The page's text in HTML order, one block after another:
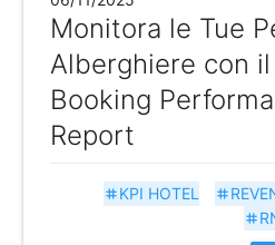
Monitora le Tue
Alberghiere con
Booking
Report
tag
tag KPI HOTEL
tag